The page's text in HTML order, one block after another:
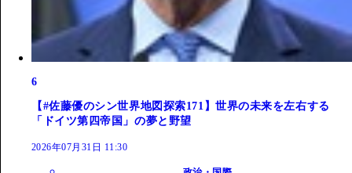
6
【#佐藤優のシン世界地図探索171】世界の未来を左右する
「ドイツ第四帝国」の夢と野望
2026年07月31日 11:30